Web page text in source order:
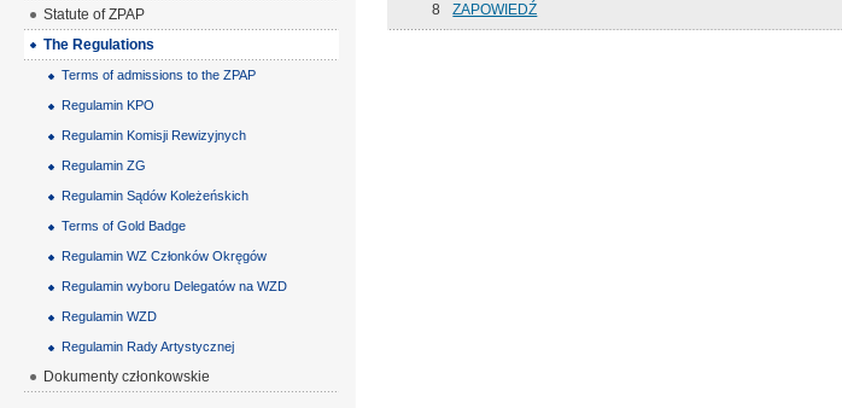
8 ZAPOWIEDŹ
Statute of ZPAP
The Regulations
Terms of admissions to the ZPAP
Regulamin KPO
Regulamin Komisji Rewizyjnych
Regulamin ZG
Regulamin Sądów Koleżeńskich
Terms of Gold Badge
Regulamin WZ Członków Okręgów
Regulamin wyboru Delegatów na WZD
Regulamin WZD
Regulamin Rady Artystycznej
Dokumenty członkowskie